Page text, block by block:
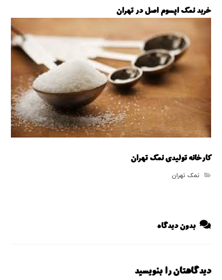
خرید نمک اپسوم اصل در تهران
کارخانه تولیدی نمک تهران
نمک تهران
بدون دیدگاه
دیدگاهتان را بنویسید